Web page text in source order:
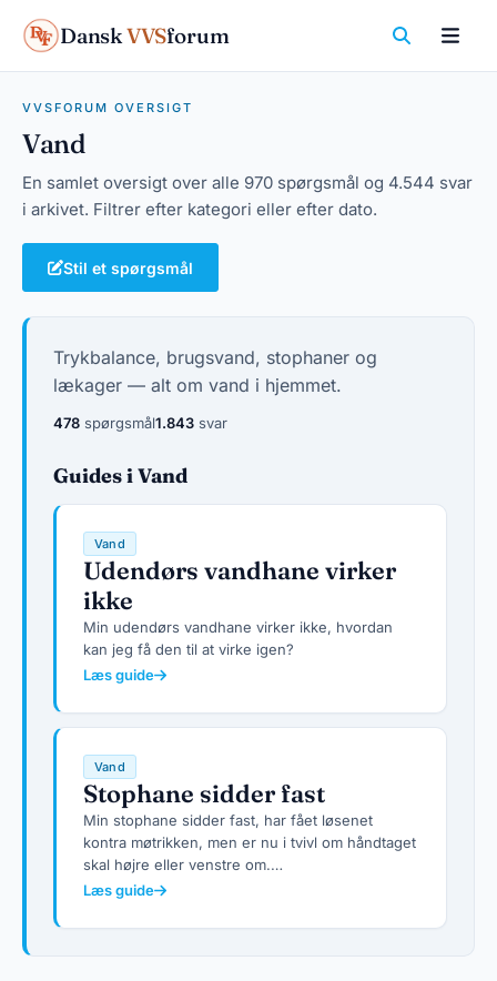
DanskVVSforum
VVSFORUM OVERSIGT
Vand
En samlet oversigt over alle 970 spørgsmål og 4.544 svar
i arkivet. Filtrer efter kategori eller efter dato.
Stil et spørgsmål
Trykbalance, brugsvand, stophaner og
lækager — alt om vand i hjemmet.
478 spørgsmål1.843 svar
Guides i Vand
Vand
Udendørs vandhane virker
ikke
Min udendørs vandhane virker ikke, hvordan
kan jeg få den til at virke igen?
Læs guide
Vand
Stophane sidder fast
Min stophane sidder fast, har fået løsenet
kontra møtrikken, men er nu i tvivl om håndtaget
skal højre eller venstre om.…
Læs guide